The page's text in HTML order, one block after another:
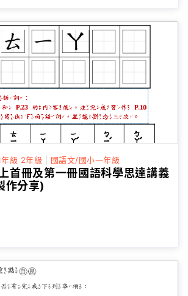
年級 2年級 國語文/國小一年級
首冊及第一冊國語科學思達講義
作分享)